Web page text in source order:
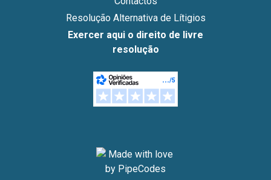
Resolução Alternativa de Lítigios
Exercer aqui o direito de livre
resolução